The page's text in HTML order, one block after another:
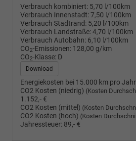
Verbrauch kombiniert: 5,70 l/100km
Verbrauch Innenstadt:7,50 l/100km
Verbrauch Stadtrand: 5,20 l/100km
Verbrauch Landstraße:4,70 l/100km
Verbrauch Autobahn: 6,10 l/100km
CO2-Emissionen: 128,00 g/km
CO2-Klasse: D
Download
Energiekosten bei 15.000 km pro
CO2 Kosten (niedrig) (Kosten
1.152,- €
CO2 Kosten (mittel) (Kosten
CO2 Kosten (hoch) (Kosten
Jahressteuer: 89,- €